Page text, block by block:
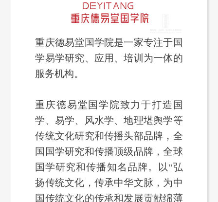
重庆德易堂国学院是一家专注于国
学易学研究、应用、培训为一体的
服务机构。
重庆德易堂国学院致力于打造国
学、易学、风水学、地理堪舆学等
传统文化研究和传播头部品牌，全
国国学研究和传播顶级品牌，全球
国学研究和传播知名品牌。以“弘
扬传统文化，传承中华文脉，为中
国传统文化的传承和发展贡献绵薄